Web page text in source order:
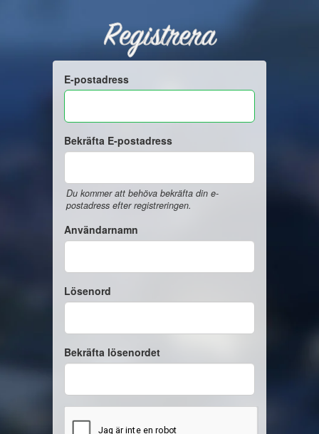
Registrera
E-postadress
Bekräfta E-postadress
Du kommer att behöva bekräfta din e-
postadress efter registreringen.
Användarnamn
Lösenord
Bekräfta lösenordet